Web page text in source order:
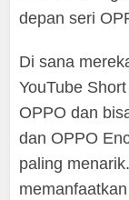
depan seri
Di sana
YouTube
OPPO dan
dan OPPO
paling